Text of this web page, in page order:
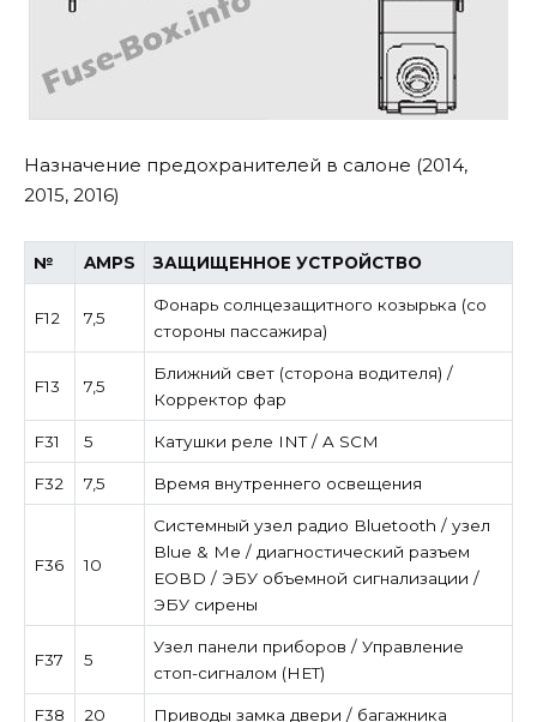
Назначение предохранителей в салоне (2014,
2015, 2016)
№ AMPS ЗАЩИЩЕННОЕ УСТРОЙСТВО
F12 7,5
Фонарь солнцезащитного козырька (со
стороны пассажира)
F13 7,5
Ближний свет (сторона водителя) /
Корректор фар
F31 5 Катушки реле INT / A SCM
F32 7,5 Время внутреннего освещения
F36 10
Системный узел радио Bluetooth / узел
Blue & Me / диагностический разъем
EOBD / ЭБУ объемной сигнализации /
ЭБУ сирены
F37 5
Узел панели приборов / Управление
стоп-сигналом (НЕТ)
F38 20 Приводы замка двери / багажника